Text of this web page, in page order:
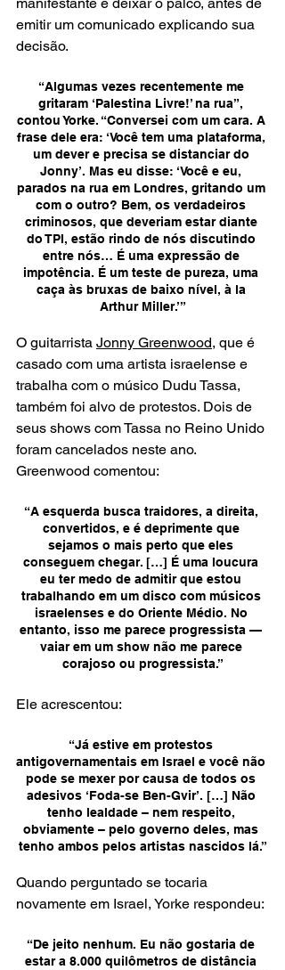
manifestante e deixar o palco, antes de
emitir um comunicado explicando sua
decisão.
“Algumas vezes recentemente me
gritaram ‘Palestina Livre!’ na rua”,
contou Yorke. “Conversei com um cara. A
frase dele era: ‘Você tem uma plataforma,
um dever e precisa se distanciar do
Jonny’. Mas eu disse: ‘Você e eu,
parados na rua em Londres, gritando um
com o outro? Bem, os verdadeiros
criminosos, que deveriam estar diante
do TPI, estão rindo de nós discutindo
entre nós… É uma expressão de
impotência. É um teste de pureza, uma
caça às bruxas de baixo nível, à la
Arthur Miller.’”
O guitarrista Jonny Greenwood, que é
casado com uma artista israelense e
trabalha com o músico Dudu Tassa,
também foi alvo de protestos. Dois de
seus shows com Tassa no Reino Unido
foram cancelados neste ano.
Greenwood comentou:
“A esquerda busca traidores, a direita,
convertidos, e é deprimente que
sejamos o mais perto que eles
conseguem chegar. […] É uma loucura
eu ter medo de admitir que estou
trabalhando em um disco com músicos
israelenses e do Oriente Médio. No
entanto, isso me parece progressista —
vaiar em um show não me parece
corajoso ou progressista.”
Ele acrescentou:
“Já estive em protestos
antigovernamentais em Israel e você não
pode se mexer por causa de todos os
adesivos ‘Foda-se Ben-Gvir’. […] Não
tenho lealdade – nem respeito,
obviamente – pelo governo deles, mas
tenho ambos pelos artistas nascidos lá.”
Quando perguntado se tocaria
novamente em Israel, Yorke respondeu:
“De jeito nenhum. Eu não gostaria de
estar a 8.000 quilômetros de distância